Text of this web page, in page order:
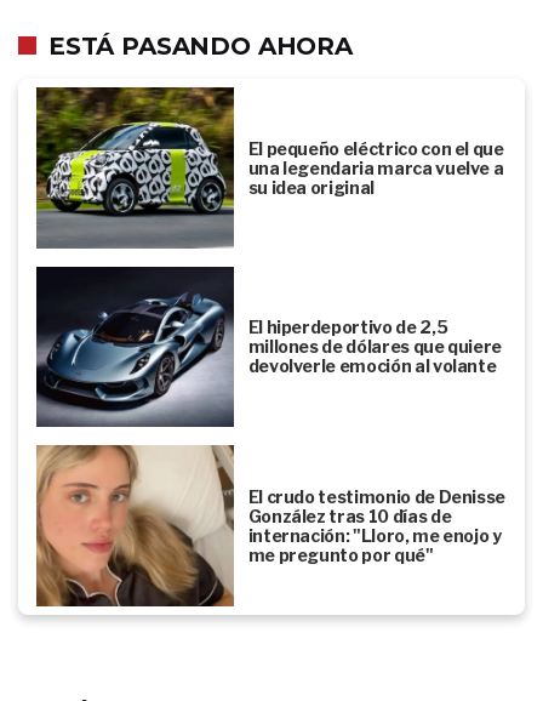
ESTÁ PASANDO AHORA
El pequeño eléctrico con el que
una legendaria marca vuelve a
su idea original
El hiperdeportivo de 2,5
millones de dólares que quiere
devolverle emoción al volante
El crudo testimonio de Denisse
González tras 10 días de
internación: "Lloro, me enojo y
me pregunto por qué"